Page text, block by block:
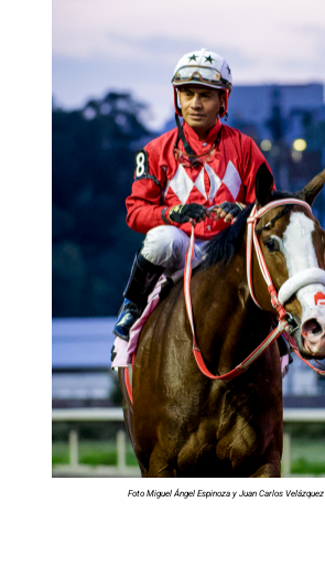
Foto Miguel Ángel Espinoza y Juan Carlos Velázquez